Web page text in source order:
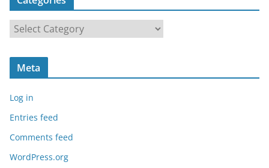
i
a
t
o
r
s
Meta
Log in
Entries feed
Comments feed
WordPress.org